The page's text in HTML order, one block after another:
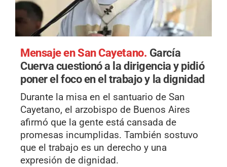
Mensaje en San Cayetano. García
Cuerva cuestionó a la dirigencia y pidió
poner el foco en el trabajo y la dignidad
Durante la misa en el santuario de San
Cayetano, el arzobispo de Buenos Aires
afirmó que la gente está cansada de
promesas incumplidas. También sostuvo
que el trabajo es un derecho y una
expresión de dignidad.